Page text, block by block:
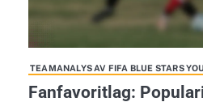
TEAMANALYS AV FIFA BLUE STARS
Fanfavoritlag: